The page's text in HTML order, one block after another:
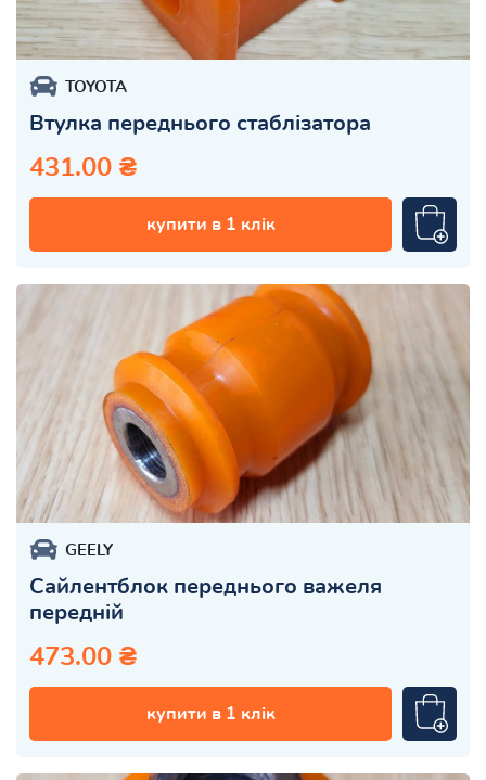
TOYOTA
Втулка переднього стаблізатора
431.00 ₴
купити в 1 клік
GEELY
Сайлентблок переднього важеля
передній
473.00 ₴
купити в 1 клік